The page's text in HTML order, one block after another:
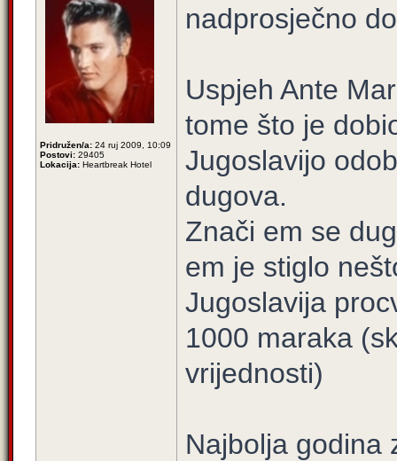
Pridružen/a: 24 ruj 2009, 10:09
Postovi: 29405
Lokacija: Heartbreak Hotel
nadprosječno
Uspjeh Ante
tome što je
Jugoslavijo
dugova.
Znači em se
em je stiglo
Jugoslavija
1000 maraka
vrijednosti)
Najbolja godina